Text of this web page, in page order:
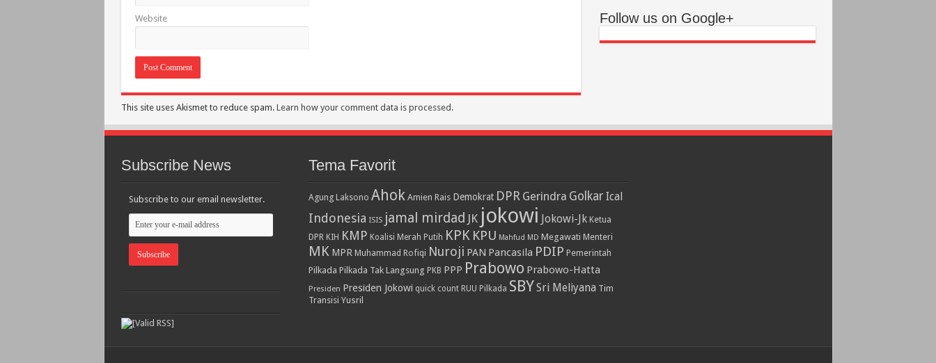
Website
This site uses Akismet to reduce spam. Learn how your comment data is processed.
Follow us on Google+
Subscribe News
Subscribe to our email newsletter.
Tema Favorit
Agung Laksono Ahok Amien Rais Demokrat DPR Gerindra Golkar Ical
Indonesia ISIS jamal mirdad JK jokowi Jokowi-Jk Ketua
DPR KIH KMP Koalisi Merah Putih KPK KPU Mahfud MD Megawati Menteri
MK MPR Muhammad Rofiqi Nuroji PAN Pancasila PDIP Pemerintah
Pilkada Pilkada Tak Langsung PKB PPP Prabowo Prabowo-Hatta
Presiden Presiden Jokowi quick count RUU Pilkada SBYSri Meliyana Tim
Transisi Yusril